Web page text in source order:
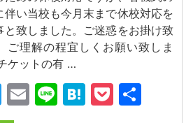
伴い当校も今月末まで休校対応を
と致しました。ご迷惑をお掛け致
ご理解の程宜しくお願い致しま
ケットの有 …
Twitter
Email
LineHatena
Pocket